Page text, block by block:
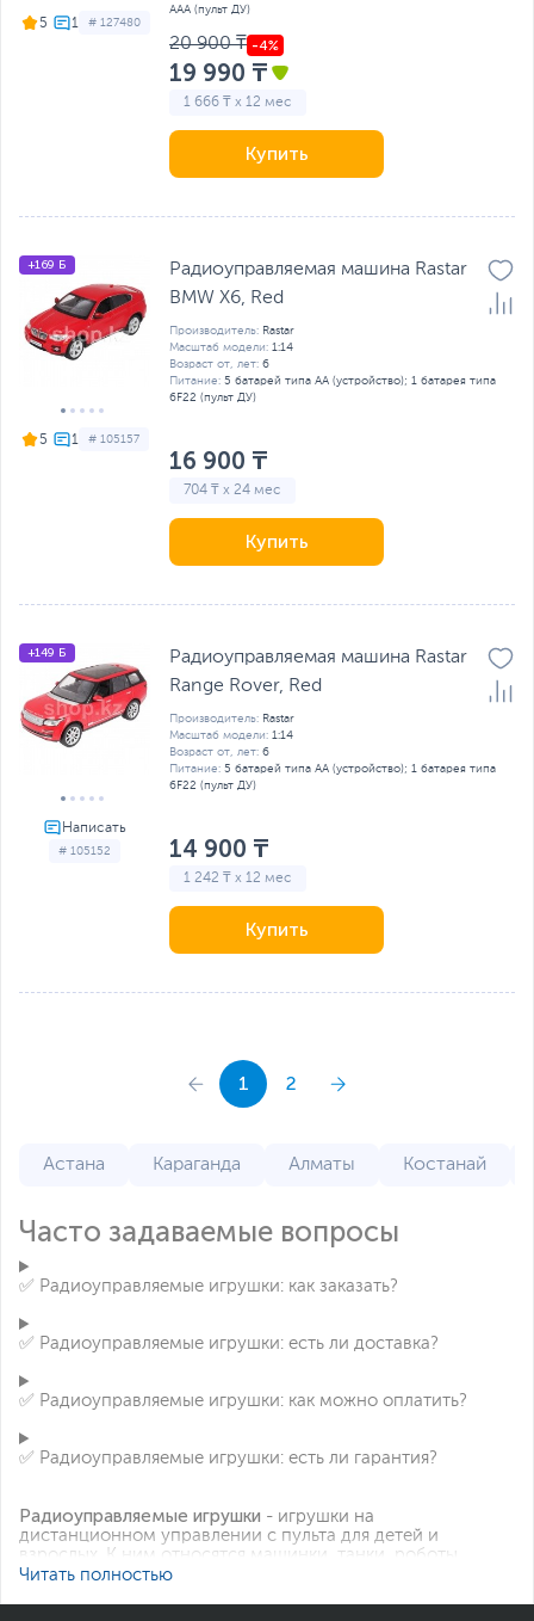
5 # 127480
AAA (пульт ДУ)
20 900 ₸
19 990 ₸
1 666 ₸ x 12 мес
Купить
5 # 105157
+169 Б
Радиоуправляемая машина Rastar
BMW X6, Red
Производитель: Rastar
Масштаб модели: 1:14
Возраст от, лет: 6
Питание: 5 батарей типа AA (устройство); 1 батарея типа
6F22 (пульт ДУ)
16 900 ₸
704 ₸ x 24 мес
Купить
# 105152
+149 Б
Радиоуправляемая машина Rastar
Range Rover, Red
Производитель: Rastar
Масштаб модели: 1:14
Возраст от, лет: 6
Питание: 5 батарей типа AA (устройство); 1 батарея типа
6F22 (пульт ДУ)
14 900 ₸
1 242 ₸ x 12 мес
Купить
1 2
Астана Караганда Алматы Костанай
Часто задаваемые вопросы
✅ Радиоуправляемые игрушки: как заказать?
✅ Радиоуправляемые игрушки: есть ли доставка?
✅ Радиоуправляемые игрушки: как можно оплатить?
✅ Радиоуправляемые игрушки: есть ли гарантия?
Радиоуправляемые игрушки - игрушки на
дистанционном управлении с пульта для детей и
взрослых. К ним относятся машинки, танки, роботы,
дроны, катера, самолеты и др. Разделить
Читать полностью